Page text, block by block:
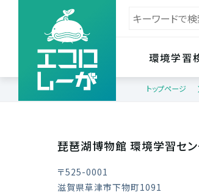
環境学習
トップページ
琵琶湖博物館 環境学習セ
〒525-0001
滋賀県草津市下物町1091